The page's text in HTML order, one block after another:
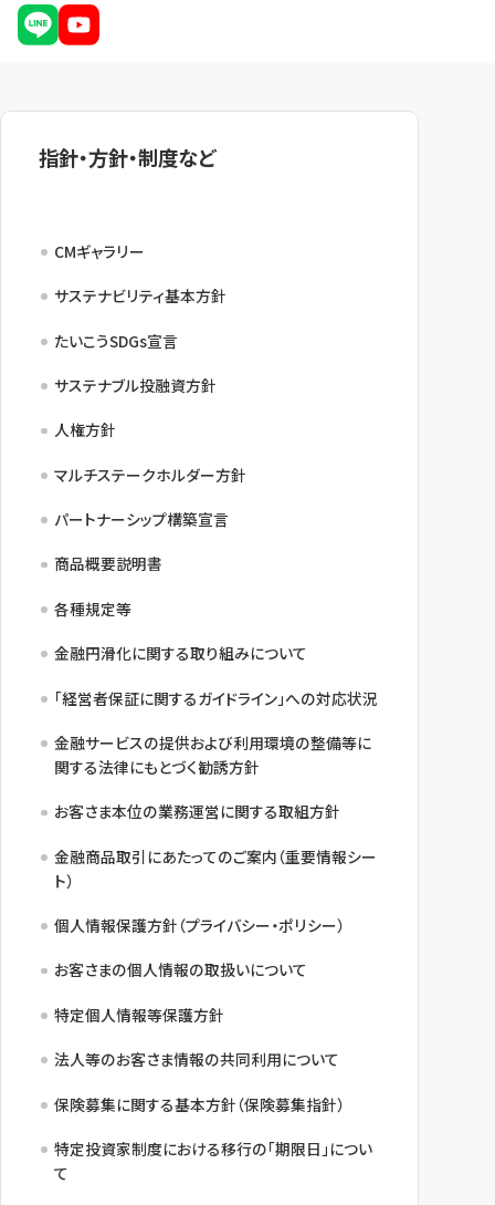
指針・方針・制度など
CMギャラリー
サステナビリティ基本方針
たいこうSDGs宣言
サステナブル投融資方針
人権方針
マルチステークホルダー方針
パートナーシップ構築宣言
商品概要説明書
各種規定等
金融円滑化に関する取り組みについて
「経営者保証に関するガイドライン」への対応状況
金融サービスの提供および利用環境の整備等に
関する法律にもとづく勧誘方針
お客さま本位の業務運営に関する取組方針
金融商品取引にあたってのご案内（重要情報シー
ト）
個人情報保護方針（プライバシー・ポリシー）
お客さまの個人情報の取扱いについて
特定個人情報等保護方針
法人等のお客さま情報の共同利用について
保険募集に関する基本方針（保険募集指針）
特定投資家制度における移行の「期限日」につい
て